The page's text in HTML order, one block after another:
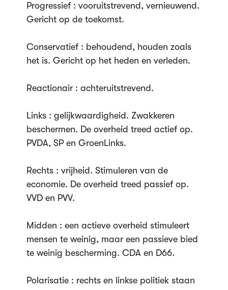
Progressief : vooruitstrevend, vernieuwend.
Gericht op de toekomst.
Conservatief : behoudend, houden zoals
het is. Gericht op het heden en verleden.
Reactionair : achteruitstrevend.
Links : gelijkwaardigheid. Zwakkeren
beschermen. De overheid treed actief op.
PVDA, SP en GroenLinks.
Rechts : vrijheid. Stimuleren van de
economie. De overheid treed passief op.
VVD en PVV.
Midden : een actieve overheid stimuleert
mensen te weinig, maar een passieve bied
te weinig bescherming. CDA en D66.
Polarisatie : rechts en linkse politiek staan